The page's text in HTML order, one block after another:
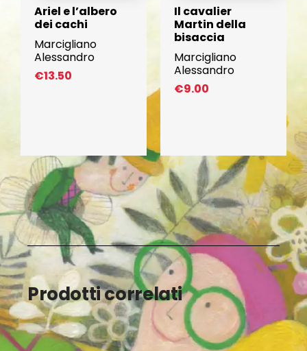
Ariel e l’albero
dei cachi
Marcigliano
Alessandro
€13.50
Il cavalier
Martin della
bisaccia
Marcigliano
Alessandro
€9.00
Prodotti correlati